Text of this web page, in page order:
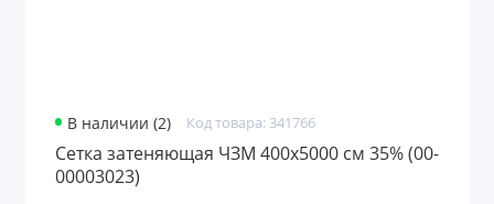
В наличии (2) Код товара: 341766
Сетка затеняющая ЧЗМ 400х5000 см 35% (00-
00003023)